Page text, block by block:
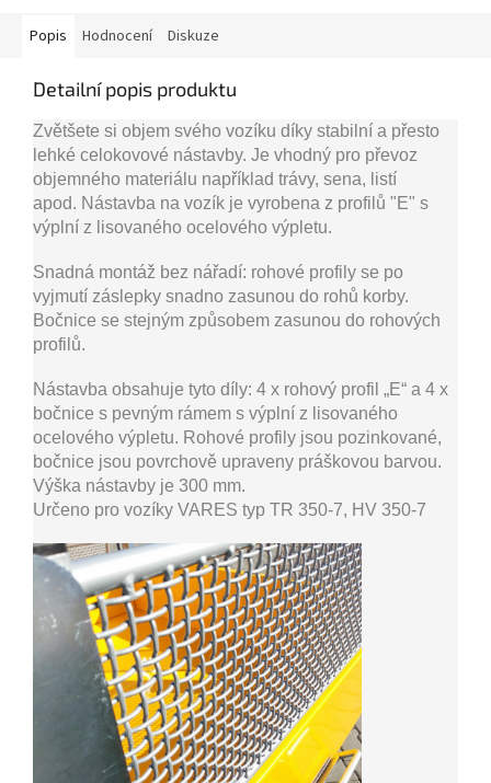
Popis Hodnocení Diskuze
Detailní popis produktu
Zvětšete si objem svého vozíku díky stabilní a přesto
lehké celokovové nástavby. Je vhodný pro převoz
objemného materiálu například trávy, sena, listí
apod. Nástavba na vozík je vyrobena z profilů "E" s
výplní z lisovaného ocelového výpletu.
Snadná montáž bez nářadí: rohové profily se po
vyjmutí záslepky snadno zasunou do rohů korby.
Bočnice se stejným způsobem zasunou do rohových
profilů.
Nástavba obsahuje tyto díly: 4 x rohový profil „E“ a 4 x
bočnice s pevným rámem s výplní z lisovaného
ocelového výpletu. Rohové profily jsou pozinkované,
bočnice jsou povrchově upraveny práškovou barvou.
Výška nástavby je 300 mm.
Určeno pro vozíky VARES typ TR 350-7, HV 350-7